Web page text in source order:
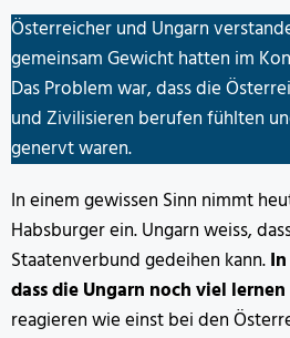
Österreicher und Ungarn
gemeinsam Gewicht hatten im
Das Problem war, dass die
und Zivilisieren berufen fühlten
genervt waren.
In einem gewissen Sinn nimmt
Habsburger ein. Ungarn weiss,
Staatenverbund gedeihen kann.
dass die Ungarn noch viel lernen
reagieren wie einst bei den